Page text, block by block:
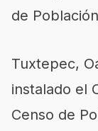
de
Tuxtepec,
instalado el
Censo de